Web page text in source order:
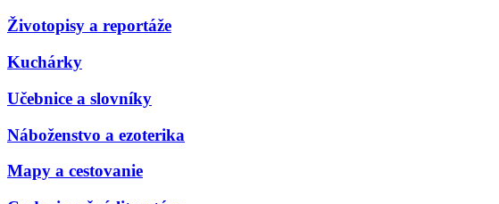
Životopisy a reportáže
Kuchárky
Učebnice a slovníky
Náboženstvo a ezoterika
Mapy a cestovanie